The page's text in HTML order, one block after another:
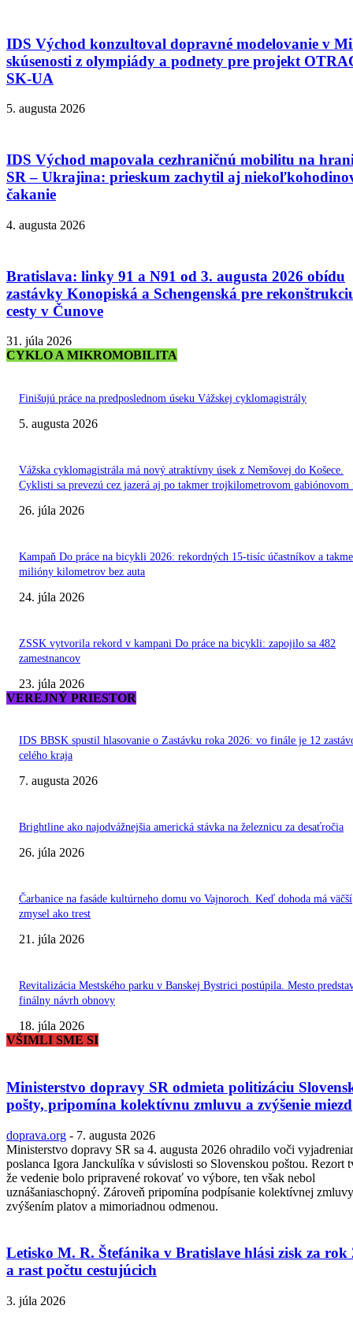
IDS Východ konzultoval dopravné modelovanie v
skúsenosti z olympiády a podnety pre projekt
SK-UA
5. augusta 2026
IDS Východ mapovala cezhraničnú mobilitu na
SR – Ukrajina: prieskum zachytil aj
čakanie
4. augusta 2026
Bratislava: linky 91 a N91 od 3. augusta 2026 obídu
zastávky Konopiská a Schengenská pre
cesty v Čunove
31. júla 2026
CYKLO A MIKROMOBILITA
Finišujú práce na predposlednom úseku Vážskej cyklomagistrály
5. augusta 2026
Vážska cyklomagistrála má nový atraktívny úsek z Nemšovej do Košece.
Cyklisti sa prevezú cez jazerá aj po takmer trojkilometrovom gabiónovom
26. júla 2026
Kampaň Do práce na bicykli 2026: rekordných 15-tisíc účastníkov a
milióny kilometrov bez auta
24. júla 2026
ZSSK vytvorila rekord v kampani Do práce na bicykli: zapojilo sa 482
zamestnancov
23. júla 2026
VEREJNÝ PRIESTOR
IDS BBSK spustil hlasovanie o Zastávku roka 2026: vo finále je 12
celého kraja
7. augusta 2026
Brightline ako najodvážnejšia americká stávka na železnicu za desaťročia
26. júla 2026
Čarbanice na fasáde kultúrneho domu vo Vajnoroch. Keď dohoda má väčší
zmysel ako trest
21. júla 2026
Revitalizácia Mestského parku v Banskej Bystrici postúpila. Mesto
finálny návrh obnovy
18. júla 2026
VŠIMLI SME SI
Ministerstvo dopravy SR odmieta politizáciu
pošty, pripomína kolektívnu zmluvu a zvýšenie miezd
doprava.org - 7. augusta 2026
Ministerstvo dopravy SR sa 4. augusta 2026 ohradilo voči
poslanca Igora Janckulíka v súvislosti so Slovenskou poštou. Rezort
že vedenie bolo pripravené rokovať vo výbore, ten však nebol
uznášaniaschopný. Zároveň pripomína podpísanie kolektívnej
zvýšením platov a mimoriadnou odmenou.
Letisko M. R. Štefánika v Bratislave hlási zisk za rok
a rast počtu cestujúcich
3. júla 2026